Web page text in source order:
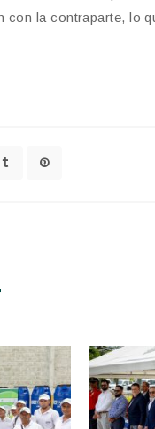
con la contraparte, lo